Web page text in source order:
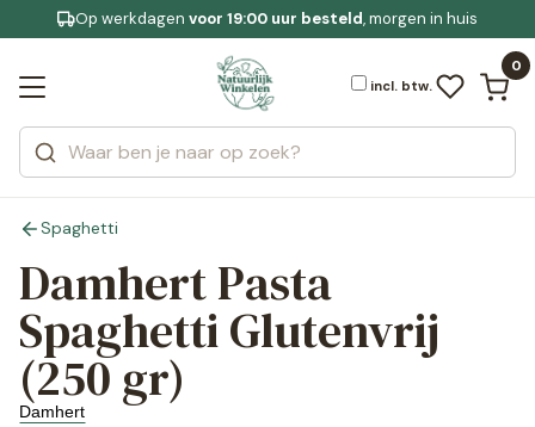
Gratis bezorging
Jouw bewuste leefstijl
Op werkdagenvoor 19:00 uur besteld, morgen in huis
incl. btw.
0
Zoeken
Categorieën
Merken
Bekijk alle resultaten
Spaghetti
Damhert Pasta
Spaghetti Glutenvrij
(250 gr)
Damhert